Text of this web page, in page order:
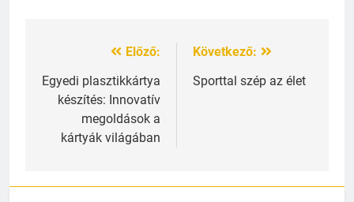
Bejegyzés
navigáció
Előző:
Egyedi plasztikkártya
készítés: Innovatív
megoldások a
kártyák világában
Következő:
Sporttal szép az élet